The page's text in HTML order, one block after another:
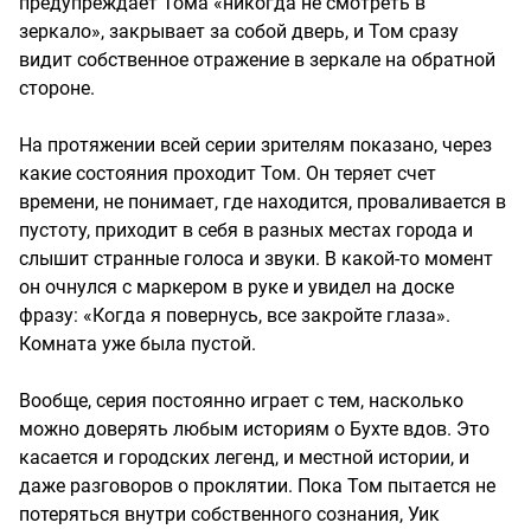
зеркало», закрывает за собой дверь, и Том сразу
видит собственное отражение в зеркале на обратной
стороне.
На протяжении всей серии зрителям показано, через
какие состояния проходит Том. Он теряет счет
времени, не понимает, где находится, проваливается в
пустоту, приходит в себя в разных местах города и
слышит странные голоса и звуки. В какой-то момент
он очнулся с маркером в руке и увидел на доске
фразу: «Когда я повернусь, все закройте глаза».
Комната уже была пустой.
Вообще, серия постоянно играет с тем, насколько
можно доверять любым историям о Бухте вдов. Это
касается и городских легенд, и местной истории, и
даже разговоров о проклятии. Пока Том пытается не
потеряться внутри собственного сознания, Уик